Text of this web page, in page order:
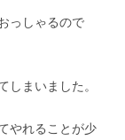
っしゃるので
しまいました。
やれることが少